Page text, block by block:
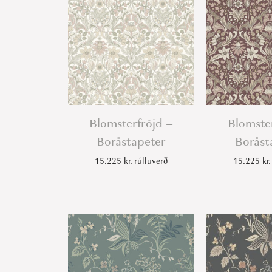
Blomsterfröjd –
Boråstapeter
15.225 kr. rúlluverð 15.225 kr.